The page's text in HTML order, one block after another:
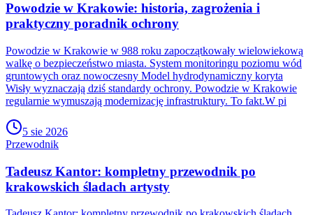
Powodzie w Krakowie: historia, zagrożenia i
praktyczny poradnik ochrony
Powodzie w Krakowie w 988 roku zapoczątkowały wielowiekową
walkę o bezpieczeństwo miasta. System monitoringu poziomu wód
gruntowych oraz nowoczesny Model hydrodynamiczny koryta
Wisły wyznaczają dziś standardy ochrony. Powodzie w Krakowie
regularnie wymuszają modernizację infrastruktury. To fakt.W pi
5 sie 2026
Przewodnik
Tadeusz Kantor: kompletny przewodnik po
krakowskich śladach artysty